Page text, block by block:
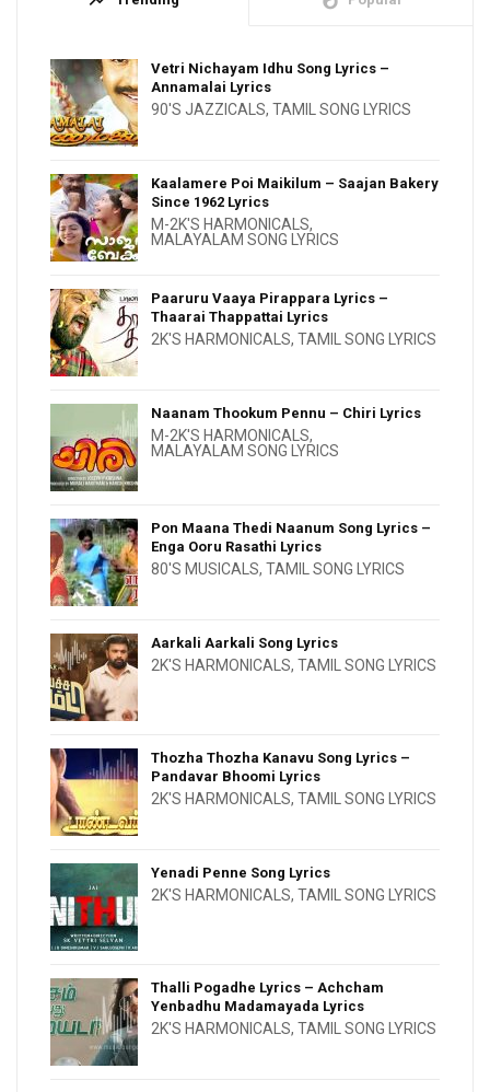
Vetri Nichayam Idhu Song Lyrics –
Annamalai Lyrics
90'S JAZZICALS, TAMIL SONG LYRICS
Kaalamere Poi Maikilum – Saajan Bakery
Since 1962 Lyrics
M-2K'S HARMONICALS,
MALAYALAM SONG LYRICS
Paaruru Vaaya Pirappara Lyrics –
Thaarai Thappattai Lyrics
2K'S HARMONICALS, TAMIL SONG LYRICS
Naanam Thookum Pennu – Chiri Lyrics
M-2K'S HARMONICALS,
MALAYALAM SONG LYRICS
Pon Maana Thedi Naanum Song Lyrics –
Enga Ooru Rasathi Lyrics
80'S MUSICALS, TAMIL SONG LYRICS
Aarkali Aarkali Song Lyrics
2K'S HARMONICALS, TAMIL SONG LYRICS
Thozha Thozha Kanavu Song Lyrics –
Pandavar Bhoomi Lyrics
2K'S HARMONICALS, TAMIL SONG LYRICS
Yenadi Penne Song Lyrics
2K'S HARMONICALS, TAMIL SONG LYRICS
Thalli Pogadhe Lyrics – Achcham
Yenbadhu Madamayada Lyrics
2K'S HARMONICALS, TAMIL SONG LYRICS